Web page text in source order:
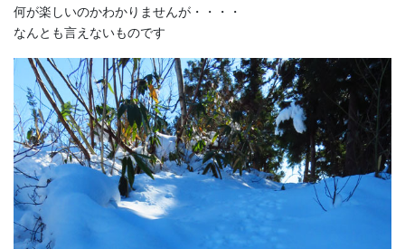
何が楽しいのかわかりませんが・・・・
なんとも言えないものです